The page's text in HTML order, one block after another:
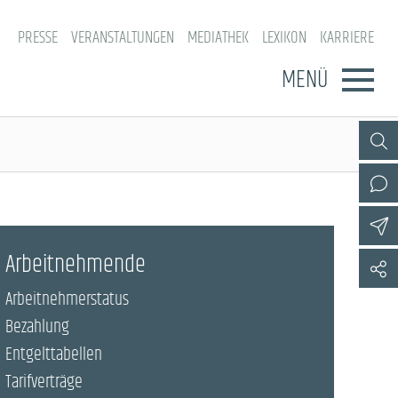
PRESSE VERANSTALTUNGEN MEDIATHEK LEXIKON KARRIERE
MENÜ
Arbeitnehmende
Arbeitnehmerstatus
Bezahlung
Entgelttabellen
Tarifverträge